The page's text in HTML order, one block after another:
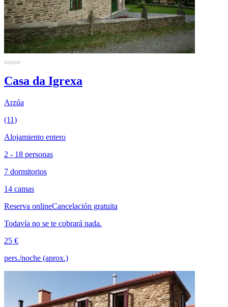
Casa da Igrexa
Arzúa
(11)
Alojamiento entero
2 - 18 personas
7 dormitorios
14 camas
Reserva onlineCancelación gratuita
Todavía no se te cobrará nada.
25 €
pers./noche (aprox.)